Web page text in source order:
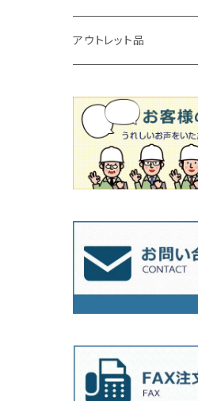
その他
タイル針
タイル針
その他
ビス穴付き
通常品
オフセットタイプ（ハットタイ
150ｍｍ（6インチ）
205ｍｍ（8インチ）
230mm（9インチ）
125mm（5インチ）
180mm（7インチ）
205mm（8インチ）
105mm（4インチ）
150ｍｍ（6インチ）
180ｍｍ（7インチ）
230ｍｍ（9インチ）
アウトレット品